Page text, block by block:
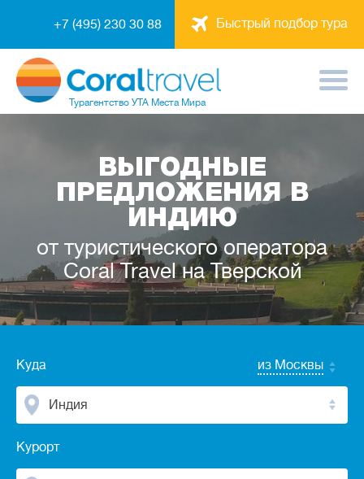
Быстрый подбор тура
+7 (495) 230 30 88
Турагентство УТА Места Мира
ВЫГОДНЫЕ
ПРЕДЛОЖЕНИЯ В
ИНДИЮ
от туристического оператора
Coral Travel на Тверской
Куда из Москвы
Индия
Курорт